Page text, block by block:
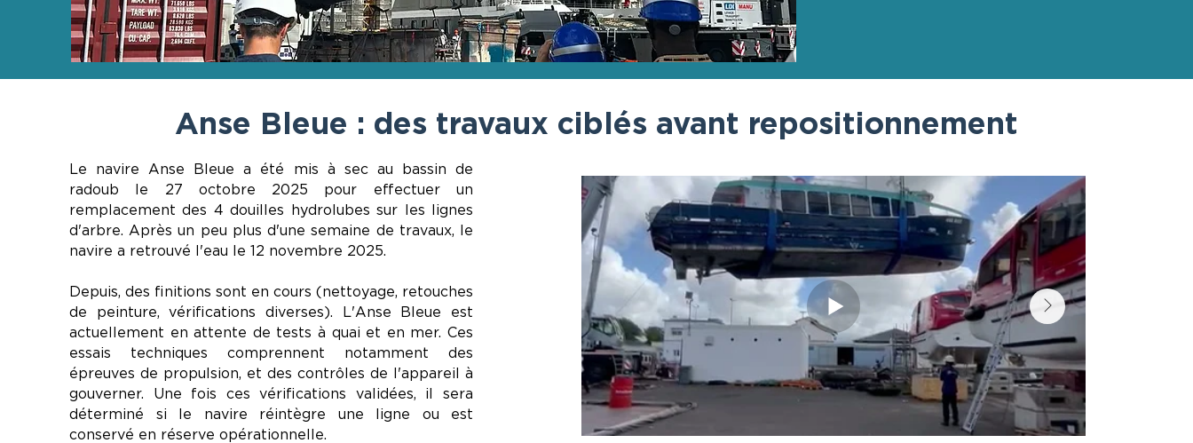
Anse Bleue : des travaux ciblés avant repositionnement
Le navire Anse Bleue a été mis à sec au bassin de
radoub le 27 octobre 2025 pour effectuer un
remplacement des 4 douilles hydrolubes sur les lignes
d'arbre. Après un peu plus d'une semaine de travaux, le
navire a retrouvé l'eau le 12 novembre 2025.
Depuis, des finitions sont en cours (nettoyage, retouches
de peinture, vérifications diverses). L'Anse Bleue est
actuellement en attente de tests à quai et en mer. Ces
essais techniques comprennent notamment des
épreuves de propulsion, et des contrôles de l'appareil à
gouverner. Une fois ces vérifications validées, il sera
déterminé si le navire réintègre une ligne ou est
conservé en réserve opérationnelle.